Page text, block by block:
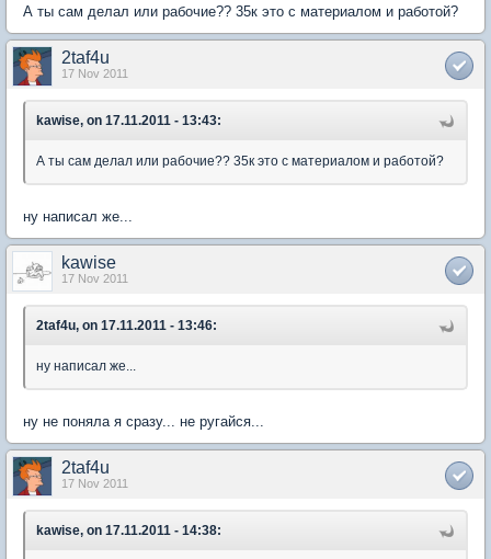
А ты сам делал или рабочие?? 35к это с материалом и работой?
2taf4u
17 Nov 2011
kawise, on 17.11.2011 - 13:43:
А ты сам делал или рабочие?? 35к это с материалом и работой?
ну написал же...
kawise
17 Nov 2011
2taf4u, on 17.11.2011 - 13:46:
ну написал же...
ну не поняла я сразу... не ругайся...
2taf4u
17 Nov 2011
kawise, on 17.11.2011 - 14:38: